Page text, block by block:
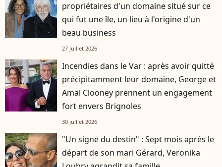
propriétaires d'un domaine situé sur ce
qui fut une île, un lieu à l'origine d'un
beau business
27 juillet 2026
Incendies dans le Var : après avoir quitté
précipitamment leur domaine, George et
Amal Clooney prennent un engagement
fort envers Brignoles
30 juillet 2026
"Un signe du destin" : Sept mois après le
départ de son mari Gérard, Veronika